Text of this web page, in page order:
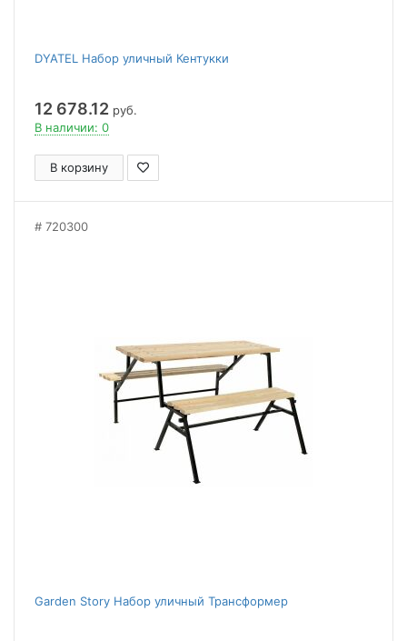
DYATEL Набор уличный Кентукки
12 678.12 руб.
В наличии: 0
В корзину
720300
Garden Story Набор уличный Трансформер